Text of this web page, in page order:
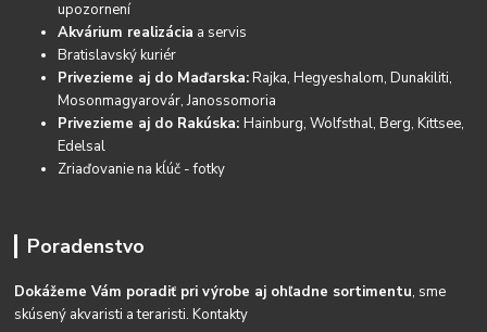
upozornení
Akvárium realizácia a servis
Bratislavský kuriér
Privezieme aj do Maďarska:Rajka, Hegyeshalom, Dunakiliti,
Mosonmagyarovár, Janossomoria
Privezieme aj do Rakúska:Hainburg, Wolfsthal, Berg, Kittsee,
Edelsal
Zriaďovanie na kĺúč - fotky
Poradenstvo
Dokážeme Vám poradiť pri výrobe aj ohľadne sortimentu, sme
skúsený akvaristi a teraristi.Kontakty